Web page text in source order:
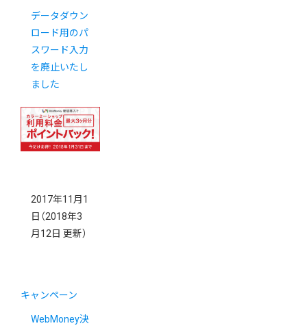
データダウン
ロード用のパ
スワード入力
を廃止いたし
ました
2017年11月1
日 （2018年3
月12日 更新）
キャンペーン
WebMoney決